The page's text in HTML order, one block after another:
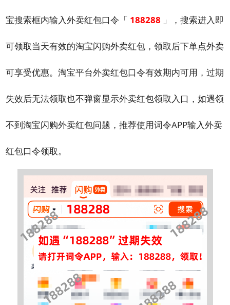
宝搜索框内输入外卖红包口令「 188288 」，搜索进入即
可领取当天有效的淘宝闪购外卖红包，领取后下单点外卖
可享受优惠。淘宝平台外卖红包口令有效期内可用，过期
失效后无法领取也不弹窗显示外卖红包领取入口，如遇领
不到淘宝闪购外卖红包问题，推荐使用词令APP输入外卖
红包口令领取。